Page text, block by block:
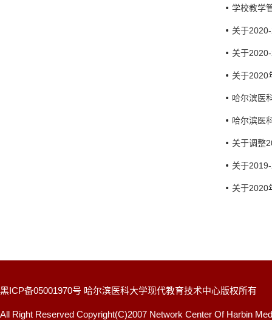
学校教学
关于
关于
关于2020
哈尔滨医
哈尔滨医
关于调整
关于
关于2020
黑ICP备05001970号 哈尔滨医科大学现代教育技术中心版权所有
All Right Reserved Copyright(C)2007 Network Center Of Harbin